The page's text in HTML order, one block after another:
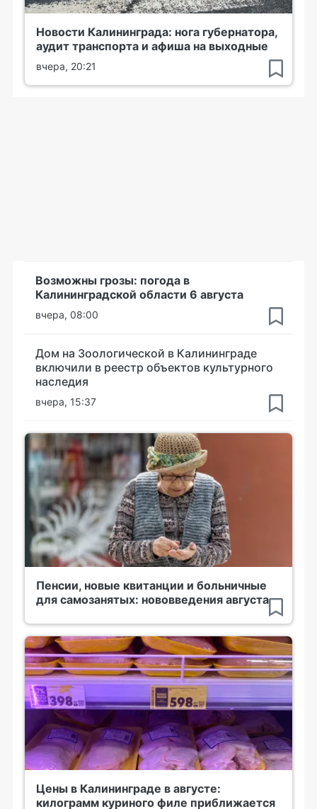
Новости Калининграда: нога губернатора,
аудит транспорта и афиша на выходные
вчера, 20:21
Возможны грозы: погода в
Калининградской области 6 августа
вчера, 08:00
Дом на Зоологической в Калининграде
включили в реестр объектов культурного
наследия
вчера, 15:37
Пенсии, новые квитанции и больничные
для самозанятых: нововведения августа
Цены в Калининграде в августе:
килограмм куриного филе приближается